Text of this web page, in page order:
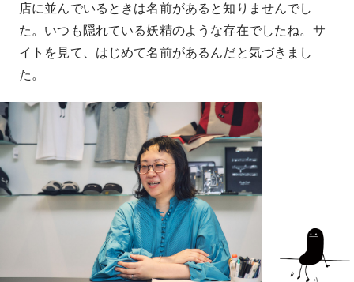
店に並んでいるときは名前があると知りませんでし
た。いつも隠れている妖精のような存在でしたね。サ
イトを見て、はじめて名前があるんだと気づきまし
た。